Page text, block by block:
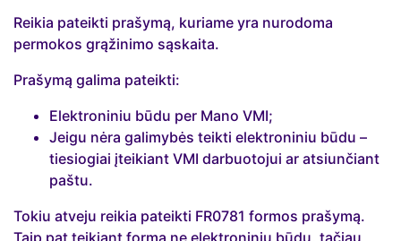
Reikia pateikti prašymą, kuriame yra nurodoma
permokos grąžinimo sąskaita.
Prašymą galima pateikti:
Elektroniniu būdu per Mano VMI;
Jeigu nėra galimybės teikti elektroniniu būdu –
tiesiogiai įteikiant VMI darbuotojui ar atsiunčiant
paštu.
Tokiu atveju reikia pateikti FR0781 formos prašymą.